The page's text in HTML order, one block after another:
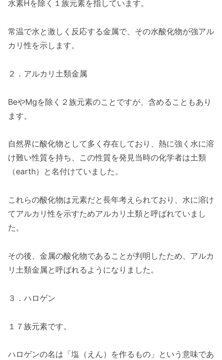
水素Hを除く１族元素を指しています。
常温で水と激しく反応する金属で、その水酸化物が強アル
カリ性を示します。
２．アルカリ土類金属
BeやMgを除く２族元素のことですが、含めることもあり
ます。
自然界に酸化物として多く存在しており、熱に強く水に溶
け難い性質を持ち、この性質を発見当時の化学者は土類
（earth）と名付けていました。
これらの酸化物は元素だと長年考えられており、水に溶け
てアルカリ性を示すためアルカリ土類と呼ばれていまし
た。
その後、金属の酸化物であることが判明したため、アルカ
リ土類金属と呼ばれるようになりました。
３．ハロゲン
１７族元素です。
ハロゲンの名は「塩（えん）を作るもの」という意味であ